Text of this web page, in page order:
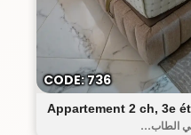
Appartement 2 ch, 3e
في الطاب...
CODE: 736